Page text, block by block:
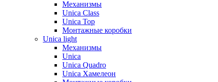
Механизмы
Unica Class
Unica Top
Монтажные коробки
Unica light
Механизмы
Unica
Unica Quadro
Unica Хамелеон